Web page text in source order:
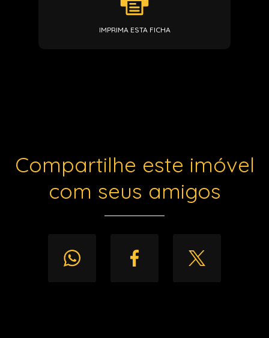
IMPRIMA ESTA FICHA
Compartilhe este imóvel
com seus amigos